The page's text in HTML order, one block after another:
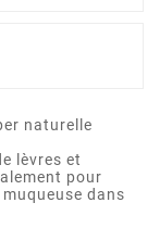
naturelle
lèvres et
pour
dans